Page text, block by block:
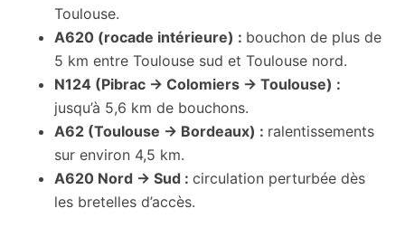
Toulouse.
A620 (rocade intérieure) : bouchon de plus de
5 km entre Toulouse sud et Toulouse nord.
N124 (Pibrac → Colomiers → Toulouse) :
jusqu’à 5,6 km de bouchons.
A62 (Toulouse → Bordeaux) : ralentissements
sur environ 4,5 km.
A620 Nord → Sud : circulation perturbée dès
les bretelles d’accès.